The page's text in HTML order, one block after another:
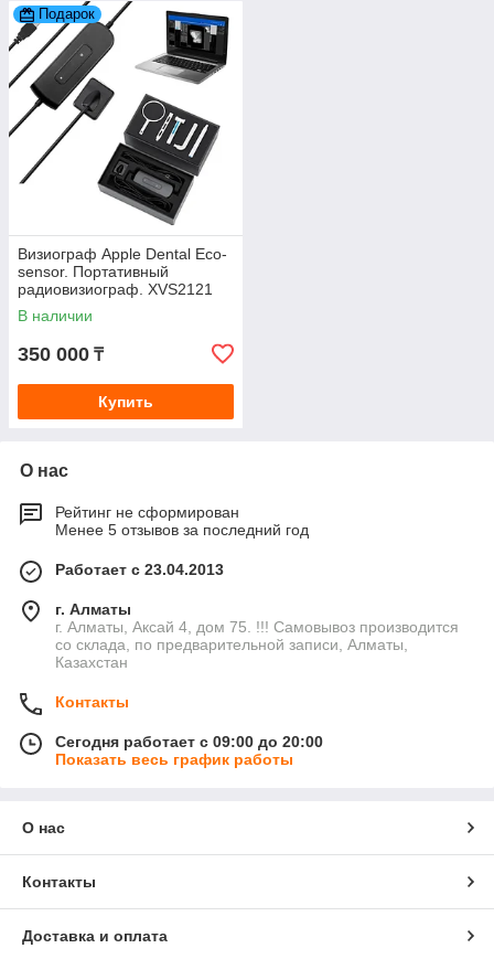
Подарок
Визиограф Apple Dental Eco-
sensor. Портативный
радиовизиограф. XVS2121
(Китай)
В наличии
350 000 ₸
Купить
О нас
Рейтинг не сформирован
Менее 5 отзывов за последний год
Работает с 23.04.2013
г. Алматы
г. Алматы, Аксай 4, дом 75. !!! Самовывоз производится
со склада, по предварительной записи, Алматы,
Казахстан
Контакты
Сегодня работает с 09:00 до 20:00
Показать весь график работы
О нас
Контакты
Доставка и оплата